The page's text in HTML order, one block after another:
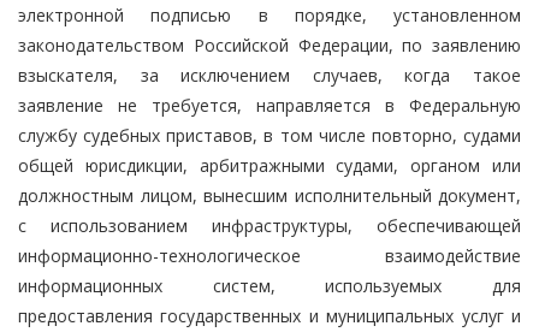
электронной подписью в порядке, установленном
законодательством Российской Федерации, по заявлению
взыскателя, за исключением случаев, когда такое
заявление не требуется, направляется в Федеральную
службу судебных приставов, в том числе повторно, судами
общей юрисдикции, арбитражными судами, органом или
должностным лицом, вынесшим исполнительный документ,
с использованием инфраструктуры, обеспечивающей
информационно-технологическое взаимодействие
информационных систем, используемых для
предоставления государственных и муниципальных услуг и